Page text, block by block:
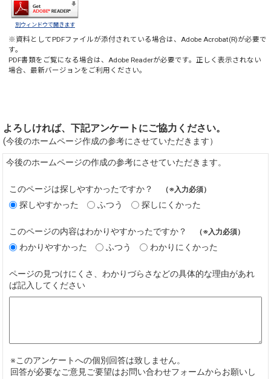
別ウィンドウで開きます
※資料としてPDFファイルが添付されている場合は、Adobe Acrobat(R)が必要で
す。
PDF書類をご覧になる場合は、Adobe Readerが必要です。正しく表示されない
場合、最新バージョンをご利用ください。